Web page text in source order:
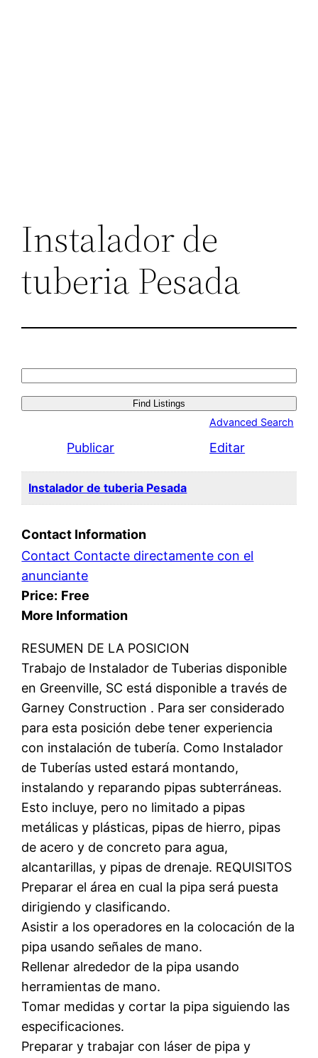
Instalador de
tuberia Pesada
Search
for:
Advanced Search
Publicar Editar
Instalador de tuberia Pesada
Contact Information
Contact Contacte directamente con el
anunciante
Price: Free
More Information
RESUMEN DE LA POSICION
Trabajo de Instalador de Tuberias disponible
en Greenville, SC está disponible a través de
Garney Construction . Para ser considerado
para esta posición debe tener experiencia
con instalación de tubería. Como Instalador
de Tuberías usted estará montando,
instalando y reparando pipas subterráneas.
Esto incluye, pero no limitado a pipas
metálicas y plásticas, pipas de hierro, pipas
de acero y de concreto para agua,
alcantarillas, y pipas de drenaje. REQUISITOS
Preparar el área en cual la pipa será puesta
dirigiendo y clasificando.
Asistir a los operadores en la colocación de la
pipa usando señales de mano.
Rellenar alrededor de la pipa usando
herramientas de mano.
Tomar medidas y cortar la pipa siguiendo las
especificaciones.
Preparar y trabajar con láser de pipa y